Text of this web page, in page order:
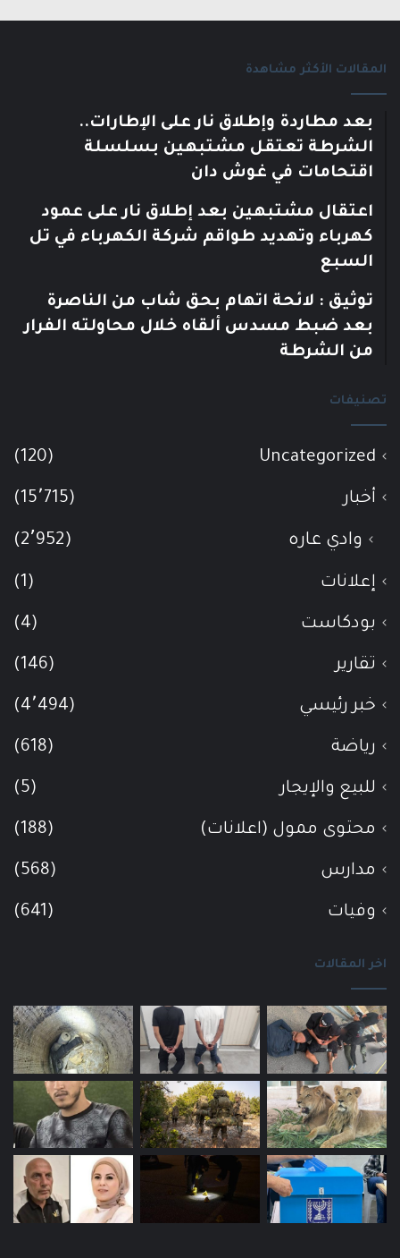
المقالات الأكثر مشاهدة
بعد مطاردة وإطلاق نار على الإطارات..
الشرطة تعتقل مشتبهين بسلسلة
اقتحامات في غوش دان
اعتقال مشتبهين بعد إطلاق نار على عمود
كهرباء وتهديد طواقم شركة الكهرباء في تل
السبع
توثيق : لائحة اتهام بحق شاب من الناصرة
بعد ضبط مسدس ألقاه خلال محاولته الفرار
من الشرطة
تصنيفات
Uncategorized
(120)
أخبار (15٬715)
وادي عاره (2٬952)
إعلانات (1)
بودكاست (4)
تقارير (146)
خبر رئيسي (4٬494)
رياضة (618)
للبيع والإيجار (5)
محتوى ممول (اعلانات) (188)
مدارس (568)
وفيات (641)
اخر المقالات